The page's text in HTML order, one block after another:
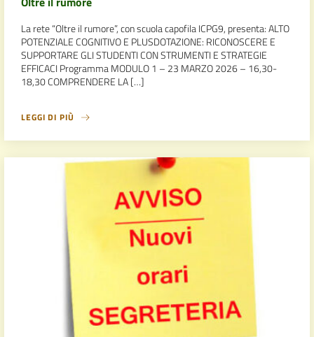
La rete “Oltre il rumore”, con scuola capofila ICPG9, presenta: ALTO
POTENZIALE COGNITIVO E PLUSDOTAZIONE: RICONOSCERE E
SUPPORTARE GLI STUDENTI CON STRUMENTI E STRATEGIE
EFFICACI Programma MODULO 1 – 23 MARZO 2026 – 16,30-
18,30 COMPRENDERE LA […]
LEGGI DI PIÙ